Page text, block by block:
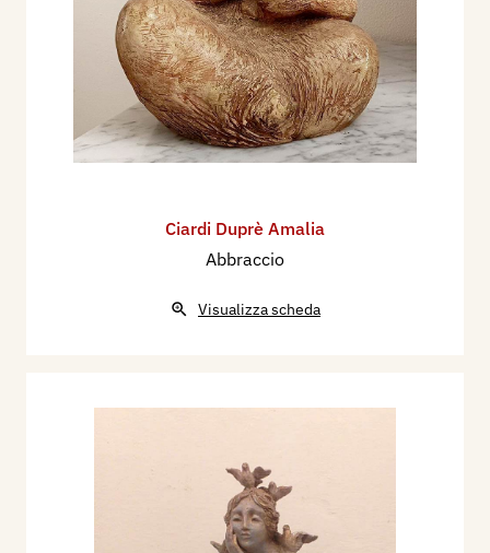
Ciardi Duprè Amalia
Abbraccio
Visualizza scheda